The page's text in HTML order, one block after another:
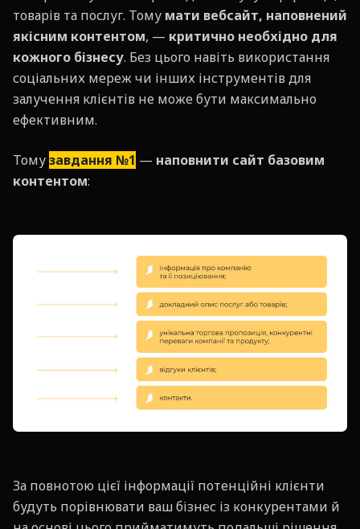
товарів та послуг. Тому мати вебсайт, наповнений
якісним контентом, — критично необхідно для
кожного бізнесу. Без цього навіть використання
соціальних мереж чи інших інструментів для
залучення клієнтів не може бути максимально
ефективним.
Томузавдання №1 — наповнити сайт базовим
контентом:
За повнотою цієї інформації потенційні клієнти
будуть порівнювати ваш бізнес із конкурентами й